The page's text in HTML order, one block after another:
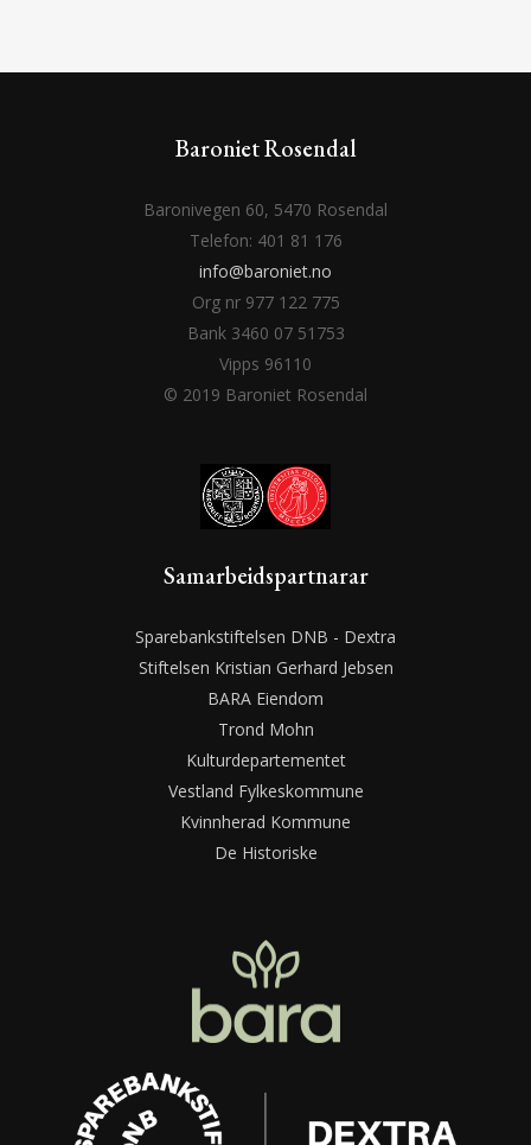
Baroniet Rosendal
Baronivegen 60, 5470 Rosendal
Telefon: 401 81 176
info@baroniet.no
Org nr 977 122 775
Bank 3460 07 51753
Vipps 96110
© 2019 Baroniet Rosendal
Samarbeidspartnarar
Sparebankstiftelsen DNB - Dextra
Stiftelsen Kristian Gerhard Jebsen
BARA Eiendom
Trond Mohn
Kulturdepartementet
Vestland Fylkeskommune
Kvinnherad Kommune
De Historiske